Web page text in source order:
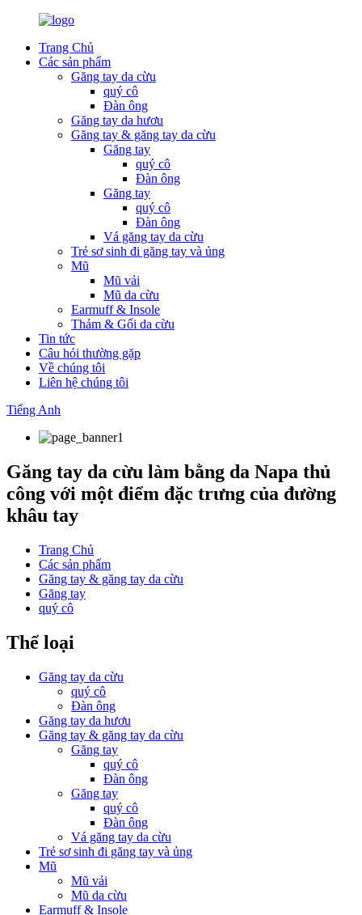
Trang Chủ
Các sản phẩm
Găng tay da cừu
quý cô
Đàn ông
Găng tay da hươu
Găng tay & găng tay da cừu
Găng tay
quý cô
Đàn ông
Găng tay
quý cô
Đàn ông
Vá găng tay da cừu
Trẻ sơ sinh đi găng tay và ủng
Mũ
Mũ vải
Mũ da cừu
Earmuff & Insole
Thảm & Gối da cừu
Tin tức
Câu hỏi thường gặp
Về chúng tôi
Liên hệ chúng tôi
Tiếng Anh
Găng tay da cừu làm bằng da Napa thủ
công với một điểm đặc trưng của đường
khâu tay
Trang Chủ
Các sản phẩm
Găng tay & găng tay da cừu
Găng tay
quý cô
Thể loại
Găng tay da cừu
quý cô
Đàn ông
Găng tay da hươu
Găng tay & găng tay da cừu
Găng tay
quý cô
Đàn ông
Găng tay
quý cô
Đàn ông
Vá găng tay da cừu
Trẻ sơ sinh đi găng tay và ủng
Mũ
Mũ vải
Mũ da cừu
Earmuff & Insole